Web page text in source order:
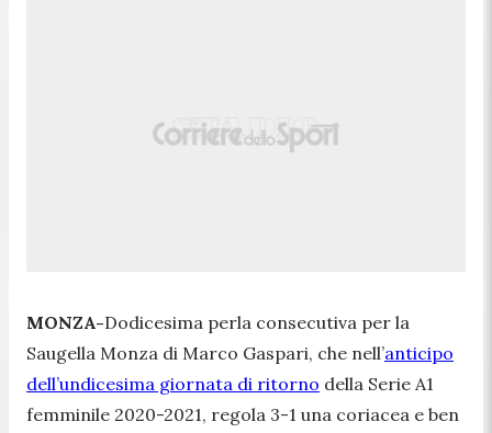
MONZA-Dodicesima perla consecutiva per la
Saugella Monza di Marco Gaspari, che nell’anticipo
dell’undicesima giornata di ritorno della Serie A1
femminile 2020-2021, regola 3-1 una coriacea e ben